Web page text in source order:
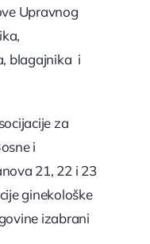
Upravnog
blagajnika i
za
i
21, 22 i 23
ginekološke
izabrani